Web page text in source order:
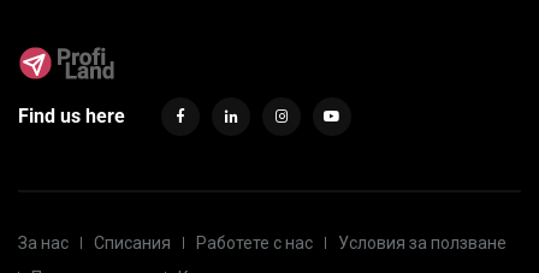
Find us here
За нас Списания Работете с нас
Условия за ползване